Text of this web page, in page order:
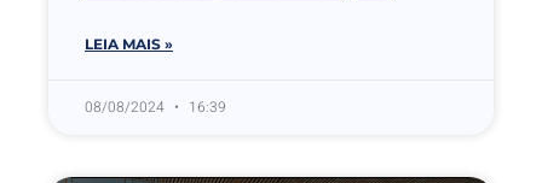
LEIA MAIS »
08/08/2024 16:39